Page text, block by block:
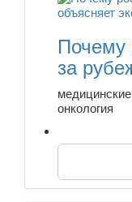
Почему
за
онкология